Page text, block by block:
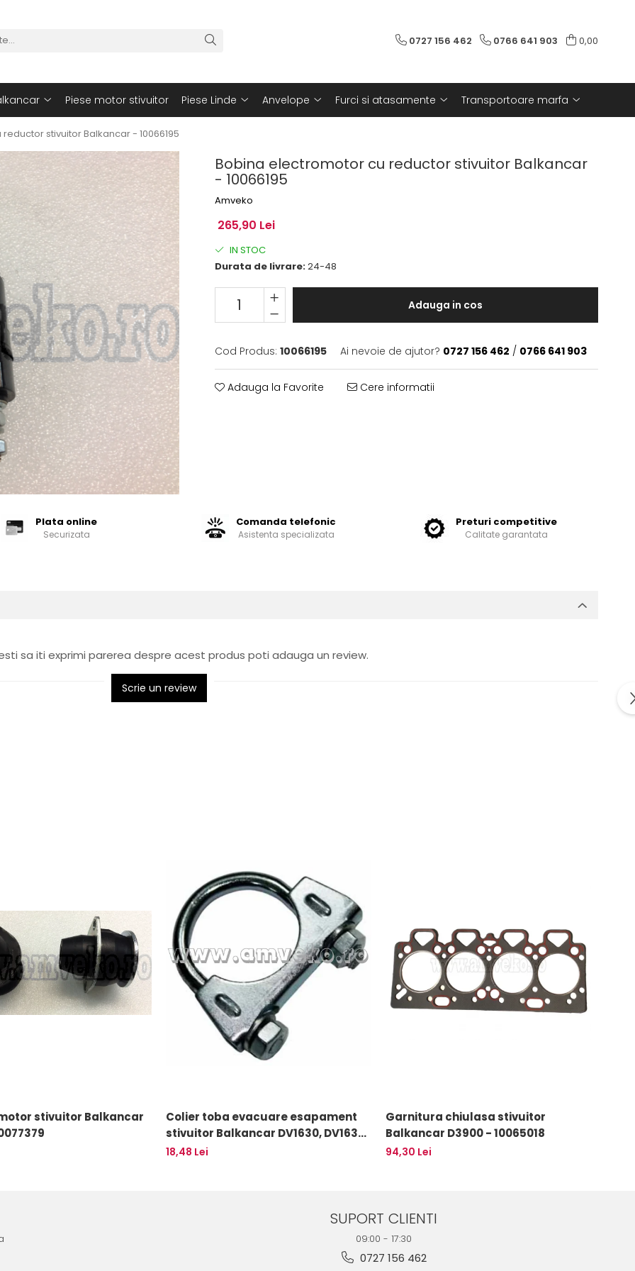
0727 156 462 0766 641 903 0,00
Piese motor stivuitor Piese Linde Anvelope Furci si atasamente Transportoare marfa
stivuitor Balkancar - 10066195
Bobina electromotor cu reductor stivuitor Balkancar
- 10066195
Amveko
265,90 Lei
IN STOC
Durata de livrare:24-48
Adauga in cos
Cod Produs: 10066195 Ai nevoie de ajutor? 0727 156 462 / 0766 641 903
Adauga la Favorite Cere informatii
Plata online
Securizata
Comanda telefonic
Asistenta specializata
Preturi competitive
Calitate garantata
sa iti exprimi parerea despre acest produs poti adauga un review.
Scrie un review
stivuitor Balkancar
Colier toba evacuare esapament
stivuitor Balkancar DV1630, DV1638
- 10145130
18,48 Lei
Garnitura chiulasa stivuitor
Balkancar D3900 - 10065018
94,30 Lei
SUPORT CLIENTI
09:00 - 17:30
0727 156 462